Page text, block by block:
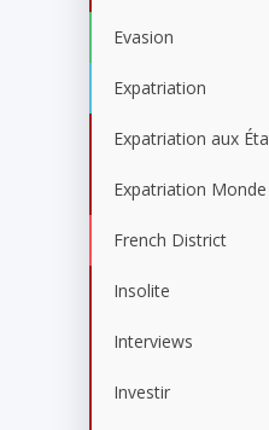
Evasion
Expatriation
Expatriation aux
Expatriation Monde
French District
Insolite
Interviews
Investir